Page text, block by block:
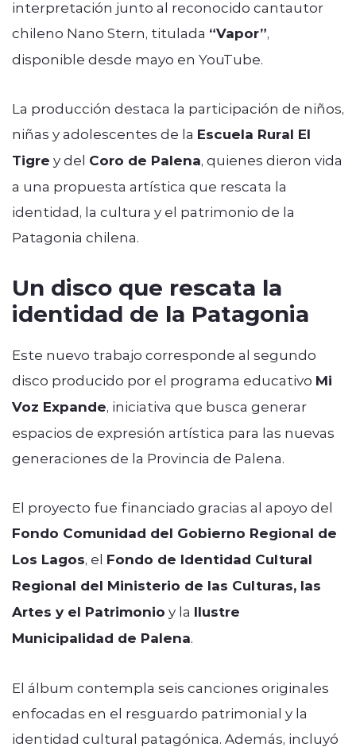
interpretación junto al reconocido cantautor
chileno Nano Stern, titulada “Vapor”,
disponible desde mayo en YouTube.
La producción destaca la participación de niños,
niñas y adolescentes de la Escuela Rural El
Tigre y del Coro de Palena, quienes dieron vida
a una propuesta artística que rescata la
identidad, la cultura y el patrimonio de la
Patagonia chilena.
Un disco que rescata la
identidad de la Patagonia
Este nuevo trabajo corresponde al segundo
disco producido por el programa educativo Mi
Voz Expande, iniciativa que busca generar
espacios de expresión artística para las nuevas
generaciones de la Provincia de Palena.
El proyecto fue financiado gracias al apoyo del
Fondo Comunidad del Gobierno Regional de
Los Lagos, el Fondo de Identidad Cultural
Regional del Ministerio de las Culturas, las
Artes y el Patrimonio y la Ilustre
Municipalidad de Palena.
El álbum contempla seis canciones originales
enfocadas en el resguardo patrimonial y la
identidad cultural patagónica. Además, incluyó